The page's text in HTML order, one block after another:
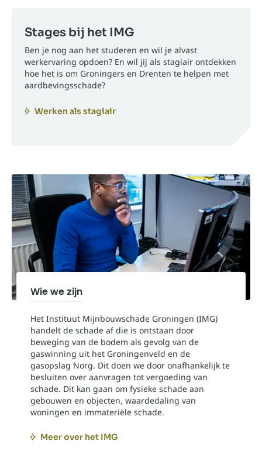
Stages bij het IMG
Ben je nog aan het studeren en wil je alvast
werkervaring opdoen? En wil jij als stagiair ontdekken
hoe het is om Groningers en Drenten te helpen met
aardbevingsschade?
Werken als stagiair
Wie we zijn
Het Instituut Mijnbouwschade Groningen (IMG)
handelt de schade af die is ontstaan door
beweging van de bodem als gevolg van de
gaswinning uit het Groningenveld en de
gasopslag Norg. Dit doen we door onafhankelijk te
besluiten over aanvragen tot vergoeding van
schade. Dit kan gaan om fysieke schade aan
gebouwen en objecten, waardedaling van
woningen en immateriële schade.
Meer over het IMG